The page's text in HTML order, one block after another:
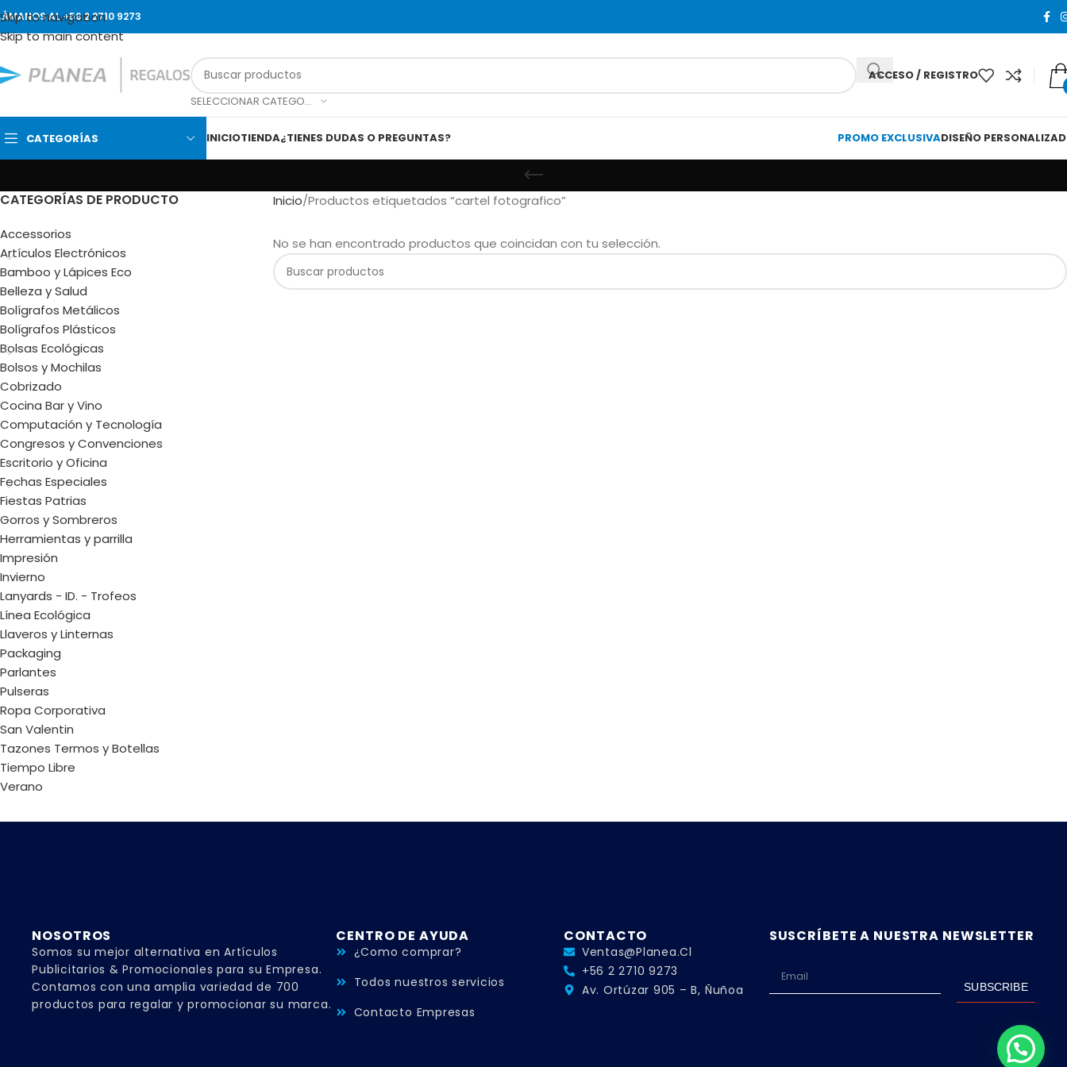
Skip to navigation
Skip to main content
AL +56 2 2710 9273
SELECCIONAR CATEGORÍA
ACCESO / REGISTRO
CATEGORÍAS INICIOTIENDA¿TIENES DUDAS O PREGUNTAS? PROMO EXCLUSIVADISEÑO
CATEGORÍAS DE PRODUCTO
Accessorios
Artículos Electrónicos
Bamboo y Lápices Eco
Belleza y Salud
Bolígrafos Metálicos
Bolígrafos Plásticos
Bolsas Ecológicas
Bolsos y Mochilas
Cobrizado
Cocina Bar y Vino
Computación y Tecnología
Congresos y Convenciones
Escritorio y Oficina
Fechas Especiales
Fiestas Patrias
Gorros y Sombreros
Herramientas y parrilla
Impresión
Invierno
Lanyards - ID. - Trofeos
Línea Ecológica
Llaveros y Linternas
Packaging
Parlantes
Pulseras
Ropa Corporativa
San Valentin
Tazones Termos y Botellas
Tiempo Libre
Verano
Inicio Productos etiquetados “cartel fotografico”
No se han encontrado productos que coincidan con tu selección.
NOSOTROS
Somos su mejor alternativa en Artículos
Publicitarios & Promocionales para su Empresa.
Contamos con una amplia variedad de 700
productos para regalar y promocionar su marca.
CENTRO DE AYUDA
¿Como comprar?
Todos nuestros servicios
Contacto Empresas
CONTACTO
Ventas@planea.cl
+56 2 2710 9273
Av. Ortúzar 905 – B, Ñuñoa
SUSCRÍBETE A NUESTRA NEWSLETTER
SUBSCRIBE